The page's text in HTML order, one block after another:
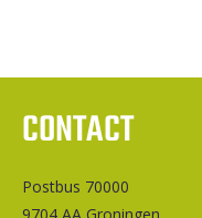
CONTACT
Postbus 70000